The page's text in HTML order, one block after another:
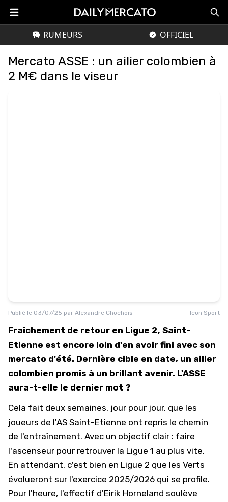
RUMEURS OFFICIEL
Mercato ASSE : un ailier colombien à
2 M€ dans le viseur
Publié le 03/07/25 par Alexandre Chochois Icon Sport
Fraîchement de retour en Ligue 2, Saint-
Etienne est encore loin d'en avoir fini avec son
mercato d'été. Dernière cible en date, un ailier
colombien promis à un brillant avenir. L'ASSE
aura-t-elle le dernier mot ?
Cela fait deux semaines, jour pour jour, que les
joueurs de l'AS Saint-Etienne ont repris le chemin
de l'entraînement. Avec un objectif clair : faire
l'ascenseur pour retrouver la Ligue 1 au plus vite.
En attendant, c'est bien en Ligue 2 que les Verts
évolueront sur l'exercice 2025/2026 qui se profile.
Pour l'heure, l'effectif d'Eirik Horneland soulève